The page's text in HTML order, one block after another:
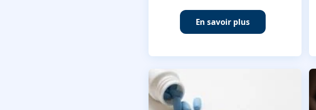
En savoir plus